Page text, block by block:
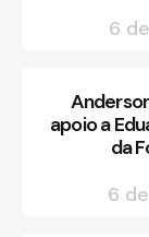
6
apoio a
da
6